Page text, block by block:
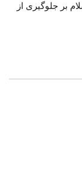
بر جلوگیری از